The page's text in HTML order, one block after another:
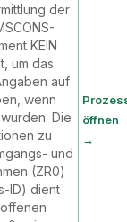
der
KEIN
um das
auf
wenn
Die
zu
und
(ZR0)
ID) dient
öffnen
→